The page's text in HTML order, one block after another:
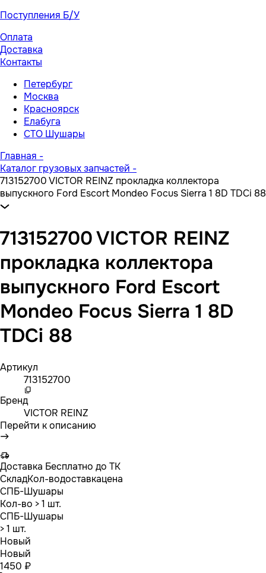
Поступления Б/У
Оплата
Доставка
Контакты
Петербург
Москва
Красноярск
Елабуга
СТО Шушары
Главная -
Каталог грузовых запчастей -
713152700 VICTOR REINZ прокладка коллектора
выпускного Ford Escort Mondeo Focus Sierra 1 8D TDCi 88
713152700 VICTOR REINZ
прокладка коллектора
выпускного Ford Escort
Mondeo Focus Sierra 1 8D
TDCi 88
Артикул
713152700
Бренд
VICTOR REINZ
Перейти к описанию
Доставка Бесплатно до ТК
СкладКол-водоставкацена
СПБ-Шушары
Кол-во > 1 шт.
СПБ-Шушары
> 1 шт.
Новый
Новый
1450 ₽